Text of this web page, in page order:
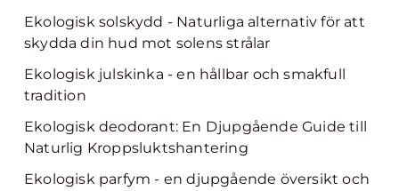
Ekologisk solskydd - Naturliga alternativ för att
skydda din hud mot solens strålar
Ekologisk julskinka - en hållbar och smakfull
tradition
Ekologisk deodorant: En Djupgående Guide till
Naturlig Kroppsluktshantering
Ekologisk parfym - en djupgående översikt och